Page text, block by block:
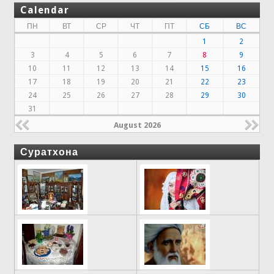
Calendar
ПН ВТ СР ЧТ ПТ СБ
ВС
1
2
3
4 5 6 7 8
9
10
11 12 13 14 15
16
17
18 19 20 21 22
23
24
25 26 27 28 29
30
31
August 2026
Суратхона